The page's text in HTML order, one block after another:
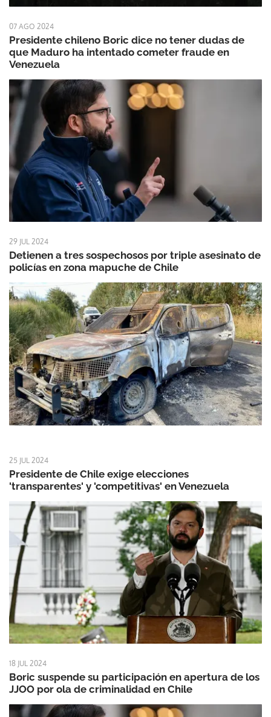
07 AGO 2024
Presidente chileno Boric dice no tener dudas de
que Maduro ha intentado cometer fraude en
Venezuela
29 JUL 2024
Detienen a tres sospechosos por triple asesinato de
policías en zona mapuche de Chile
25 JUL 2024
Presidente de Chile exige elecciones
'transparentes' y 'competitivas' en Venezuela
18 JUL 2024
Boric suspende su participación en apertura de los
JJOO por ola de criminalidad en Chile